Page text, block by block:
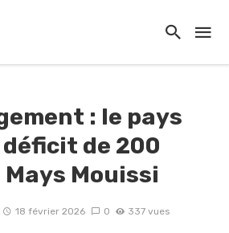
: le pays
de 200
Mouissi
18 février 2026 0 337 vues